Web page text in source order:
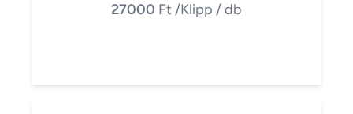
27000 Ft /Klipp / db